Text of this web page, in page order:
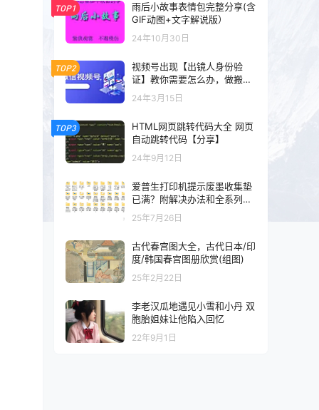
TOP1
雨后小故事表情包完整分享(含
GIF动图+文字解说版）
24年10月30日
TOP2
视频号出现【出镜人身份验
证】教你需要怎么办，做搬运
以及混剪的可以看一下
24年3月15日
TOP3
HTML网页跳转代码大全 网页
自动跳转代码【分享】
24年9月12日
爱普生打印机提示废墨收集垫
已满？附解决办法和全系列清
零工具和教程
25年7月26日
古代春宫图大全，古代日本/印
度/韩国春宫图册欣赏(组图)
25年2月22日
李老汉瓜地遇见小雪和小丹 双
胞胎姐妹让他陷入回忆
22年9月1日